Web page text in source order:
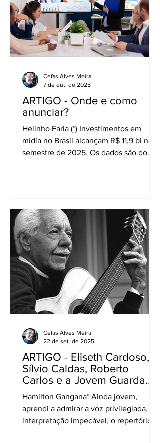
idade. Idade rara, como rara foi toda sua
vida, marcada pela simplicidade e que
ti
ARTIGO - Onde e como
anunciar?
Helinho Faria (*) Investimentos em
mídia no Brasil alcançam R$ 11,9 bi no 1º
semestre de 2025. Os dados são do
Cefas Alves Meira
7 de out. de 2025
ARTIGO - Eliseth Cardoso,
Sílvio Caldas, Roberto
Carlos e a Jovem Guarda.
Hebe, Mazzaropi e Chatô.
Memórias...
Hamilton Gangana* Ainda jovem,
aprendi a admirar a voz privilegiada, a
interpretação impecável, o repertório
Cefas Alves Meira
22 de set. de 2025